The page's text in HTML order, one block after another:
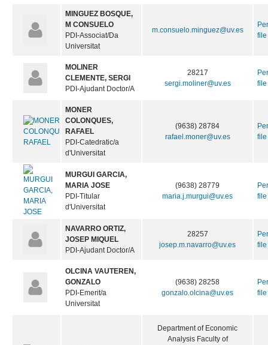
MINGUEZ BOSQUE,
M CONSUELO
PDI-Associat/Da
Universitat
m.consuelo.minguez@uv.es
file
MOLINER
CLEMENTE, SERGI
PDI-Ajudant Doctor/A
28217
sergi.moliner@uv.es
file
MONER
COLONQUES,
RAFAEL
PDI-Catedratic/a
d'Universitat
(9638) 28784
rafael.moner@uv.es
file
MURGUI GARCIA,
MARIA JOSE
PDI-Titular
d'Universitat
(9638) 28779
maria.j.murgui@uv.es
file
NAVARRO ORTIZ,
JOSEP MIQUEL
PDI-Ajudant Doctor/A
28257
josep.m.navarro@uv.es
file
OLCINA VAUTEREN,
GONZALO
PDI-Emerit/a
Universitat
(9638) 28258
gonzalo.olcina@uv.es
file
Department of Economic
Analysis Faculty of